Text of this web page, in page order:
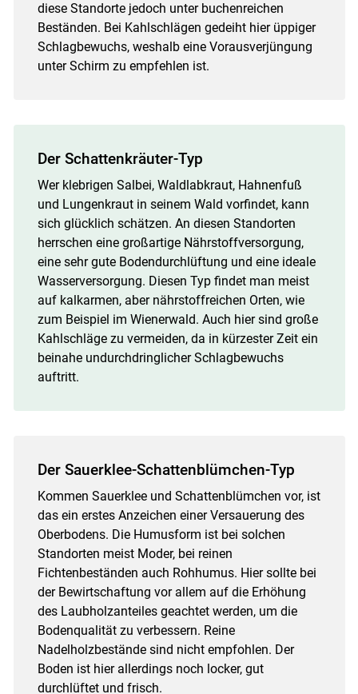
diese Standorte jedoch unter buchenreichen
Beständen. Bei Kahlschlägen gedeiht hier üppiger
Schlagbewuchs, weshalb eine Vorausverjüngung
unter Schirm zu empfehlen ist.
Der Schattenkräuter-Typ
Wer klebrigen Salbei, Waldlabkraut, Hahnenfuß
und Lungenkraut in seinem Wald vorfindet, kann
sich glücklich schätzen. An diesen Standorten
herrschen eine großartige Nährstoffversorgung,
eine sehr gute Bodendurchlüftung und eine ideale
Wasserversorgung. Diesen Typ findet man meist
auf kalkarmen, aber nährstoffreichen Orten, wie
zum Beispiel im Wienerwald. Auch hier sind große
Kahlschläge zu vermeiden, da in kürzester Zeit ein
beinahe undurchdringlicher Schlagbewuchs
auftritt.
Der Sauerklee-Schattenblümchen-Typ
Kommen Sauerklee und Schattenblümchen vor, ist
das ein erstes Anzeichen einer Versauerung des
Oberbodens. Die Humusform ist bei solchen
Standorten meist Moder, bei reinen
Fichtenbeständen auch Rohhumus. Hier sollte bei
der Bewirtschaftung vor allem auf die Erhöhung
des Laubholzanteiles geachtet werden, um die
Bodenqualität zu verbessern. Reine
Nadelholzbestände sind nicht empfohlen. Der
Boden ist hier allerdings noch locker, gut
durchlüftet und frisch.